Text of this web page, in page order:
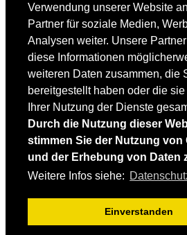
Verwendung unserer Website
Partner für soziale Medien,
Analysen weiter. Unsere
diese Informationen
weiteren Daten zusammen, die
bereitgestellt haben oder die
Ihrer Nutzung der Dienste
Durch die Nutzung dieser
stimmen Sie der Nutzung von
und der Erhebung von Daten
Weitere Infos siehe:
Einverstanden
SKI
SKITEST
Ski-FAQ
Tipps Ski-Kauf
Ski-Typen
Skishops
EQUIPMENT
Skibekleidung
Skischuhe
Bootfitting
Skihelme
Skiservice selbst
Impressum / Datenschutz
Mediadaten